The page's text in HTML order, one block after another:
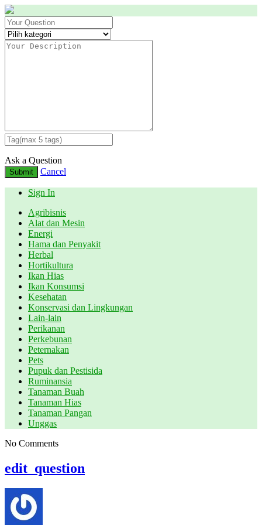
Ask a Question
Submit Cancel
Sign In
Agribisnis
Alat dan Mesin
Energi
Hama dan Penyakit
Herbal
Hortikultura
Ikan Hias
Ikan Konsumsi
Kesehatan
Konservasi dan Lingkungan
Lain-lain
Perikanan
Perkebunan
Peternakan
Pets
Pupuk dan Pestisida
Ruminansia
Tanaman Buah
Tanaman Hias
Tanaman Pangan
Unggas
No Comments
edit_question